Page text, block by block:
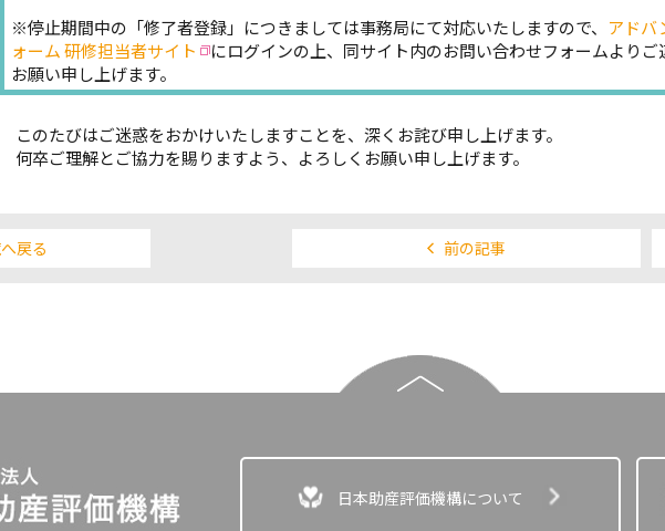
※停止期間中の「修了者登録」につきましては事務局にて対応いたしますので、 アドバ
ォーム 研修担当者サイト
にログインの上、同サイト内のお問い合わせフォームよりご
お願い申し上げます。
このたびはご迷惑をおかけいたしますことを、深くお詫び申し上げます。
何卒ご理解とご協力を賜りますよう、よろしくお願い申し上げます。
戻る 前の記事
日本助産評価機構について